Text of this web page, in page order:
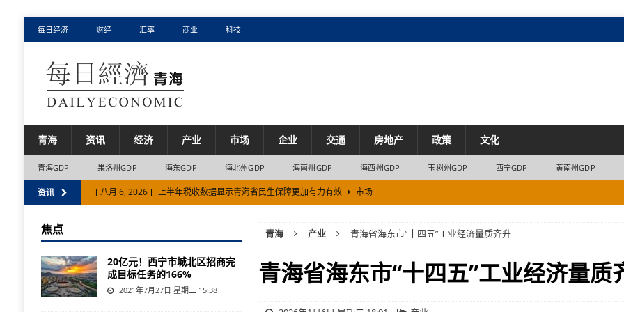
每日经济 财经 汇率 商业 科技
青海 资讯 经济 产业 市场 企业 交通 房地产 政策 文化
青海GDP 果洛州GDP 海东GDP 海北州GDP 海南州GDP 海西州GDP 玉树州GDP 西宁GDP 黄南州GDP
资讯 [ 八月 6, 2026 ] 上半年税收数据显示青海省民生保障更加有力有效
市场
[ 八月 4, 2026 ] 上半年青海省海东市文旅“出圈”“出彩”
市场
[ 八月 2, 2026 ] 青海省商务厅多措并举推动外贸降幅持续收窄进口由负转正
市场
[ 八月 7, 2026 ] 地区生产总值年均增长5% 青海省海东市“十五五”目标定了 经济
青海 产业 青海省海东市“十四五”工业经济量质齐升
青海省海东市“十四五”工业经济量质
焦点
20亿元！西宁市城北区招商完
成目标任务的166%
2021年7月27日 星期二 15:38